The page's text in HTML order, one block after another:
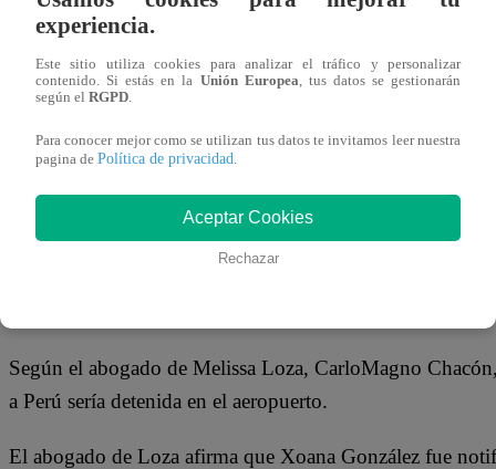
Redacción Latina
Según el abogado de Melissa Loza, CarloMagno
a Perú sería detenida en el aeropuerto.
El abogado de Loza afirma que Xoana González fue
experiencia.
Este sitio utiliza cookies para analizar el tráfico y personalizar
contenido. Si estás en la Unión Europea, tus datos se gestionarán
según el RGPD.
Para conocer mejor como se utilizan tus datos te invitamos leer nuestra
pagina de Política de privacidad.
Aceptar Cookies
Rechazar